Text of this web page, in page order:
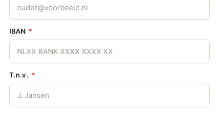
IBAN
T.n.v.